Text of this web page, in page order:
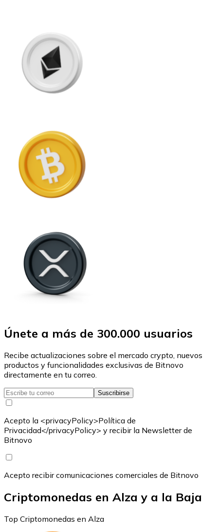
Únete a más de 300.000 usuarios
Recibe actualizaciones sobre el mercado crypto, nuevos
productos y funcionalidades exclusivas de Bitnovo
directamente en tu correo.
Suscribirse
Acepto la <privacyPolicy>Política de
Privacidad</privacyPolicy> y recibir la Newsletter de
Bitnovo
Acepto recibir comunicaciones comerciales de Bitnovo
Criptomonedas en Alza y a la Baja
Top Criptomonedas en Alza